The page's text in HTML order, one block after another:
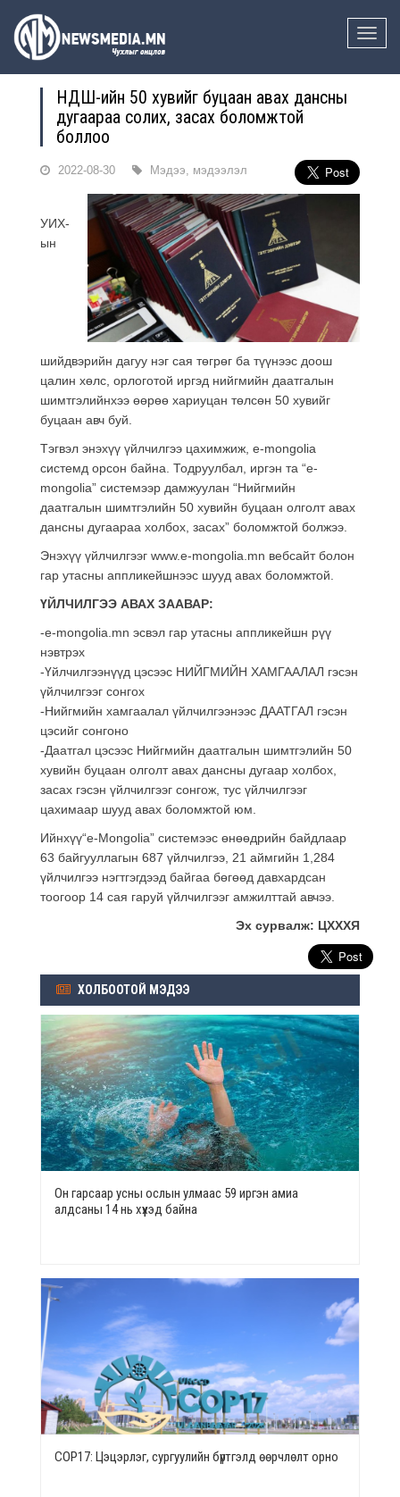
Toggle
НДШ-ийн 50 хувийг буцаан авах дансны
дугаараа солих, засах боломжтой
боллоо
2022-08-30 Мэдээ, мэдээлэл
УИХ-
ын
шийдвэрийн дагуу нэг сая төгрөг ба түүнээс доош
цалин хөлс, орлоготой иргэд нийгмийн даатгалын
шимтгэлийнхээ өөрөө хариуцан төлсөн 50 хувийг
буцаан авч буй.
Тэгвэл энэхүү үйлчилгээ цахимжиж, e-mongolia
системд орсон байна. Тодруулбал, иргэн та “e-
mongolia” системээр дамжуулан “Нийгмийн
даатгалын шимтгэлийн 50 хувийн буцаан олголт авах
дансны дугаараа холбох, засах” боломжтой болжээ.
Энэхүү үйлчилгээг www.e-mongolia.mn вебсайт болон
гар утасны аппликейшнээс шууд авах боломжтой.
ҮЙЛЧИЛГЭЭ АВАХ ЗААВАР:
-e-mongolia.mn эсвэл гар утасны аппликейшн рүү
нэвтрэх
-Үйлчилгээнүүд цэсээс НИЙГМИЙН ХАМГААЛАЛ гэсэн
үйлчилгээг сонгох
-Нийгмийн хамгаалал үйлчилгээнээс ДААТГАЛ гэсэн
цэсийг сонгоно
-Даатгал цэсээс Нийгмийн даатгалын шимтгэлийн 50
хувийн буцаан олголт авах дансны дугаар холбох,
засах гэсэн үйлчилгээг сонгож, тус үйлчилгээг
цахимаар шууд авах боломжтой юм.
Ийнхүү“e-Mongolia” системээс өнөөдрийн байдлаар
63 байгууллагын 687 үйлчилгээ, 21 аймгийн 1,284
үйлчилгээ нэгтгэгдээд байгаа бөгөөд давхардсан
тоогоор 14 сая гаруй үйлчилгээг амжилттай авчээ.
Эх сурвалж: ЦХХХЯ
ХОЛБООТОЙ МЭДЭЭ
Он гарсаар усны ослын улмаас 59 иргэн амиа
алдсаны 14 нь хүүхэд байна
СОР17: Цэцэрлэг, сургуулийн бүртгэлд өөрчлөлт орно